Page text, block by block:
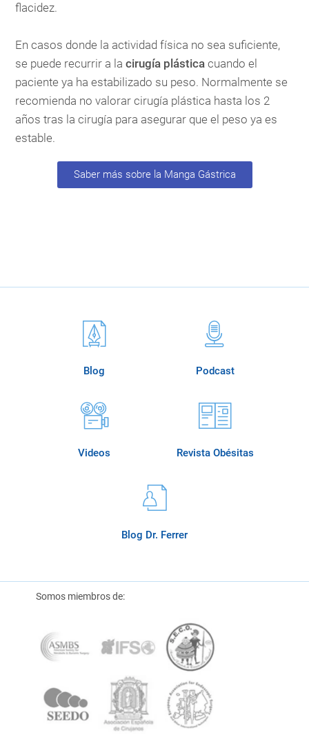
flacidez.
En casos donde la actividad física no sea suficiente,
se puede recurrir a la cirugía plástica cuando el
paciente ya ha estabilizado su peso. Normalmente se
recomienda no valorar cirugía plástica hasta los 2
años tras la cirugía para asegurar que el peso ya es
estable.
Saber más sobre la Manga Gástrica
Blog Podcast
Videos Revista Obésitas
Blog Dr. Ferrer
Somos miembros de: